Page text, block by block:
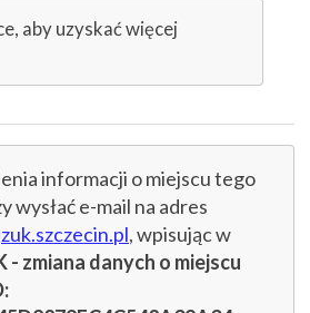
aby uzyskać więcej
informacji o miejscu tego
wysłać e-mail na adres
, wpisując w
- zmiana danych o miejscu